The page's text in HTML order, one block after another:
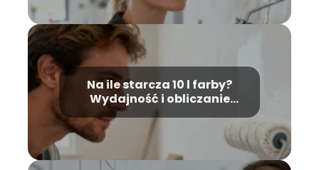
Na ile starcza 10 l farby?
Wydajność i obliczanie
zużycia